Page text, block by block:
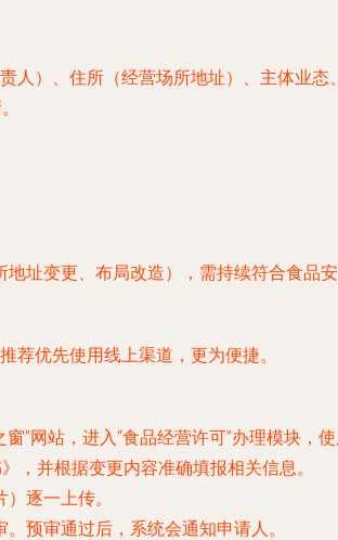
人）、住所（经营场所地址）、主体业
址变更、布局改造），需持续符合食品
荐优先使用线上渠道，更为便捷。
”网站，进入“食品经营许可”办理模块，
，并根据变更内容准确填报相关信息。
逐一上传。
预审通过后，系统会通知申请人。